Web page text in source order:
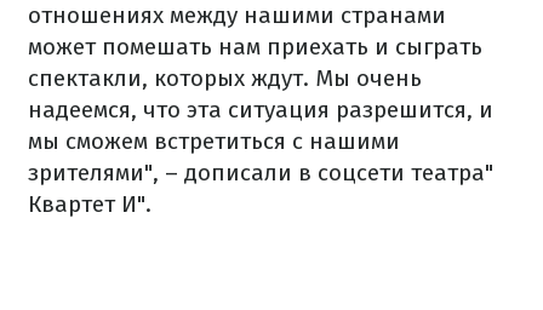
отношениях между нашими странами
может помешать нам приехать и сыграть
спектакли, которых ждут. Мы очень
надеемся, что эта ситуация разрешится, и
мы сможем встретиться с нашими
зрителями", – дописали в соцсети театра"
Квартет И".